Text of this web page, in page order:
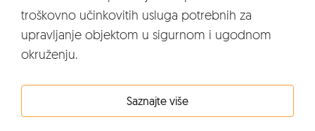
troškovno učinkovitih usluga potrebnih za
upravljanje objektom u sigurnom i ugodnom
okruženju.
Saznajte više